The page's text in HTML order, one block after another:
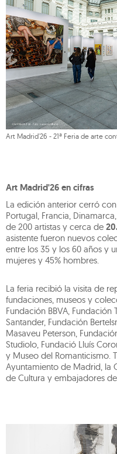
Art Madrid'26 - 21ª Feria de arte
Art Madrid'26 en cifras
La edición anterior cerró con
Portugal, Francia,
de 200 artistas y cerca de
asistente fueron nuevos
entre los 35 y los 60 años y
mujeres y 45% hombres.
La feria recibió la visita de
fundaciones, museos y
Fundación BBVA,
Santander, Fundación
Masaveu Peterson,
Studiolo, Fundació Lluís
y Museo del Romanticismo.
Ayuntamiento de Madrid, la
de Cultura y embajadores